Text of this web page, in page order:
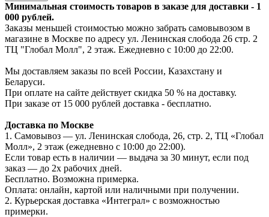
Минимальная стоимость товаров в заказе для доставки - 1
000 рублей.
Заказы меньшей стоимостью можно забрать самовывозом в
магазине в Москве по адресу ул. Ленинская слобода 26 стр. 2
ТЦ "Глобал Молл", 2 этаж. Ежедневно с 10:00 до 22:00.
Мы доставляем заказы по всей России, Казахстану и
Беларуси.
При оплате на сайте действует скидка 50 % на доставку.
При заказе от 15 000 рублей доставка - бесплатно.
Доставка по Москве
1. Самовывоз — ул. Ленинская слобода, 26, стр. 2, ТЦ «Глобал
Молл», 2 этаж (ежедневно с 10:00 до 22:00).
Если товар есть в наличии — выдача за 30 минут, если под
заказ — до 2х рабочих дней.
Бесплатно. Возможна примерка.
Оплата: онлайн, картой или наличными при получении.
2. Курьерская доставка «Интеграл» с возможностью
примерки.